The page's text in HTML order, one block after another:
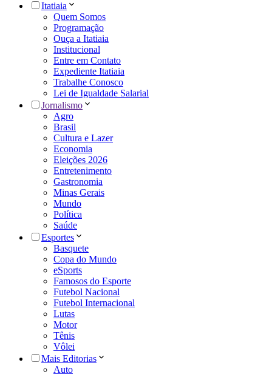
Itatiaia
Quem Somos
Programação
Ouça a Itatiaia
Institucional
Entre em Contato
Expediente Itatiaia
Trabalhe Conosco
Lei de Igualdade Salarial
Jornalismo
Agro
Brasil
Cultura e Lazer
Economia
Eleições 2026
Entretenimento
Gastronomia
Minas Gerais
Mundo
Política
Saúde
Esportes
Basquete
Copa do Mundo
eSports
Famosos do Esporte
Futebol Nacional
Futebol Internacional
Lutas
Motor
Tênis
Vôlei
Mais Editorias
Auto